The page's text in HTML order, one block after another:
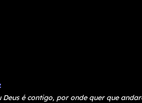
é contigo, por onde quer que